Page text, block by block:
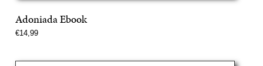
Adoniada Ebook
Precio
€14,99